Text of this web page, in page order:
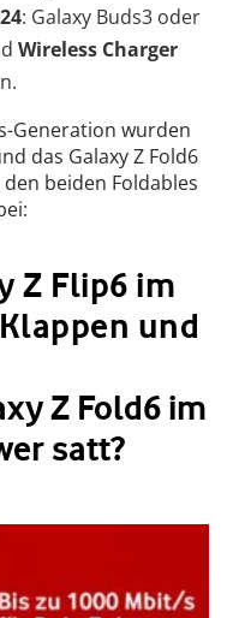
: Galaxy Buds3 oder
Wireless Charger
Generation wurden
das Galaxy Z Fold6
beiden Foldables
Z Flip6 im
und
Z Fold6 im
satt?